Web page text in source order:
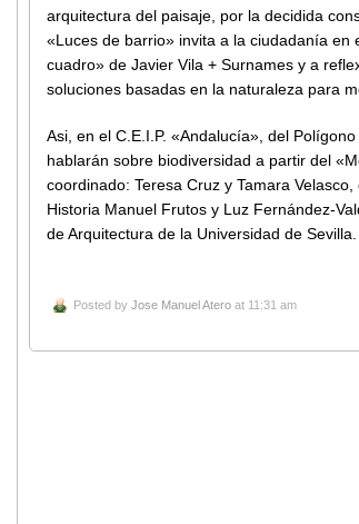
arquitectura del paisaje, por la decidida
«Luces de barrio» invita a la ciudadanía
cuadro» de Javier Vila + Surnames y a
soluciones basadas en la naturaleza para
Asi, en el C.E.I.P. «Andalucía», del
hablarán sobre biodiversidad a partir del
coordinado: Teresa Cruz y Tamara
Historia Manuel Frutos y Luz Fernández-
de Arquitectura de la Universidad de Sevilla.
Posted by Jose Manuel Atero at 11:31 am